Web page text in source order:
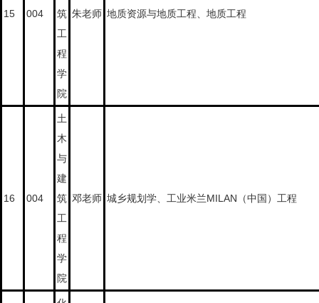
15 004
筑
工
程
学
院
朱老师 地质资源与地质工程、地质工程
16 004
土
木
与
建
筑
工
程
学
院
邓老师 城乡规划学、工业米兰MILAN（中国）工程